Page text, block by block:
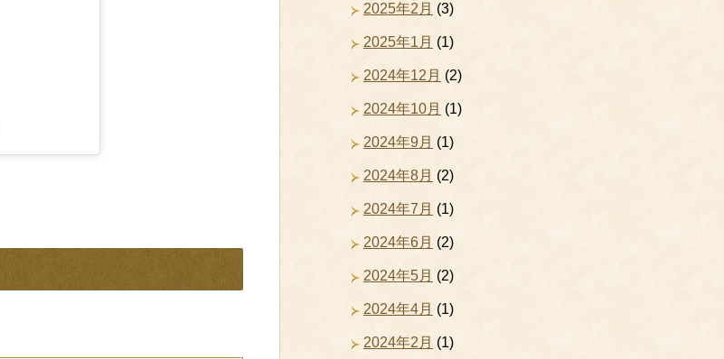
2025年2月 (3)
2025年1月 (1)
2024年12月 (2)
2024年10月 (1)
2024年9月 (1)
2024年8月 (2)
2024年7月 (1)
2024年6月 (2)
2024年5月 (2)
2024年4月 (1)
2024年2月 (1)